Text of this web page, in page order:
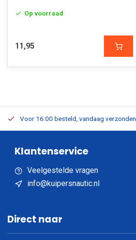
Op voorraad
11,95
Voor 16:00 besteld, vandaag verzonden
Klantenservice
Veelgestelde vragen
info@kuipersnautic.nl
Direct naar